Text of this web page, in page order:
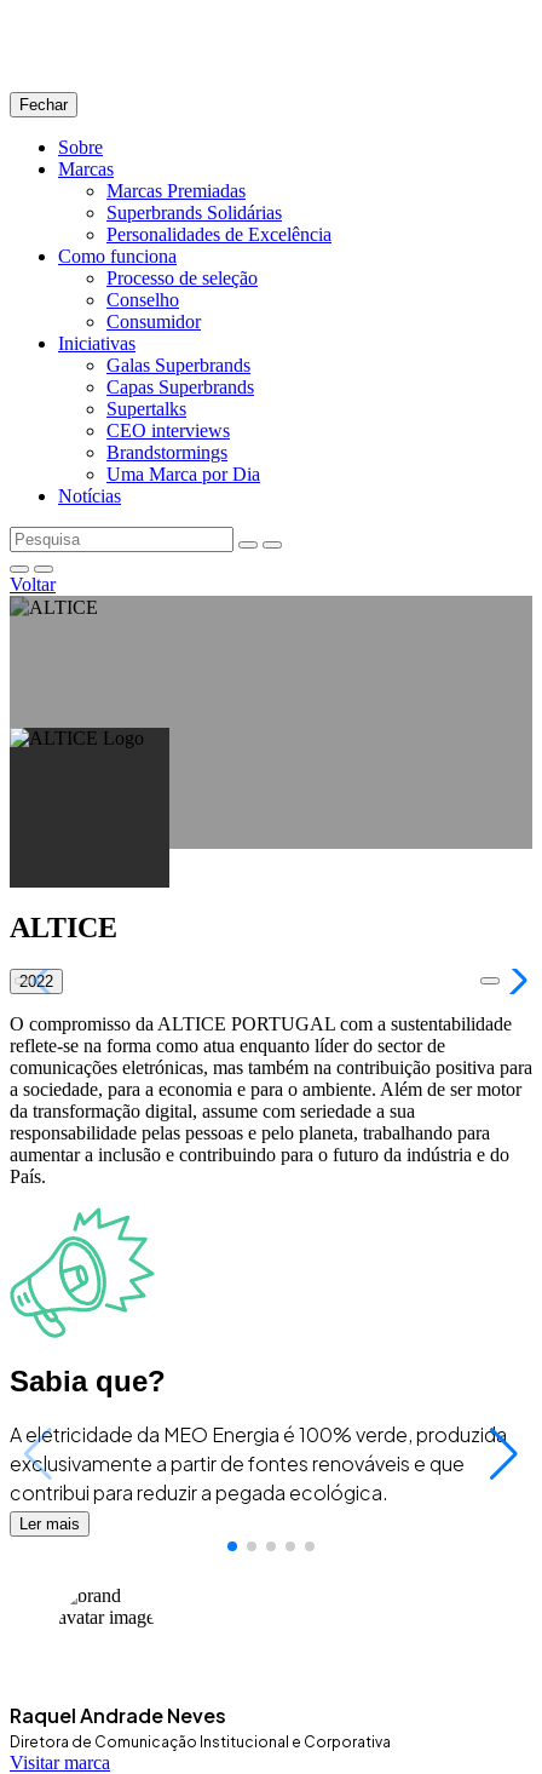
Fechar
Sobre
Marcas
Marcas Premiadas
Superbrands Solidárias
Personalidades de Excelência
Como funciona
Processo de seleção
Conselho
Consumidor
Iniciativas
Galas Superbrands
Capas Superbrands
Supertalks
CEO interviews
Brandstormings
Uma Marca por Dia
Notícias
Voltar
ALTICE
2022
O compromisso da ALTICE PORTUGAL com a sustentabilidade
reflete-se na forma como atua enquanto líder do sector de
comunicações eletrónicas, mas também na contribuição positiva para
a sociedade, para a economia e para o ambiente. Além de ser motor
da transformação digital, assume com seriedade a sua
responsabilidade pelas pessoas e pelo planeta, trabalhando para
aumentar a inclusão e contribuindo para o futuro da indústria e do
País.
Sabia que?
A eletricidade da MEO Energia é 100% verde, produzida
exclusivamente a partir de fontes renováveis e que
contribui para reduzir a pegada ecológica.
Ler mais
Raquel Andrade Neves
Diretora de Comunicação Institucional e Corporativa
Visitar marca